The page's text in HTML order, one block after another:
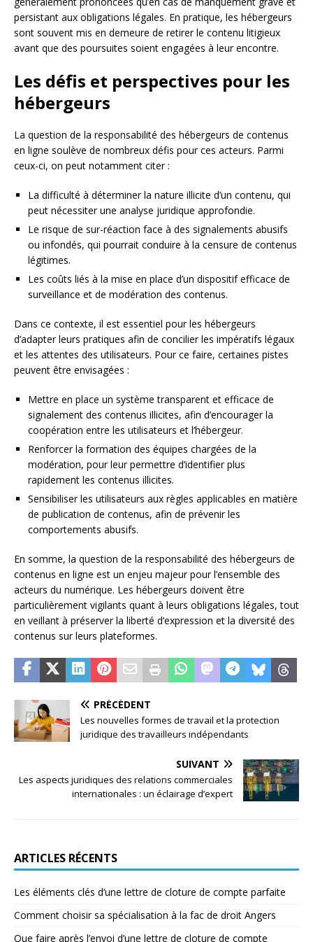
persistant aux obligations légales. En pratique, les hébergeurs
sont souvent mis en demeure de retirer le contenu litigieux
avant que des poursuites soient engagées à leur encontre.
Les défis et perspectives pour les
hébergeurs
La question de la responsabilité des hébergeurs de contenus
en ligne soulève de nombreux défis pour ces acteurs. Parmi
ceux-ci, on peut notamment citer :
La difficulté à déterminer la nature illicite d’un contenu, qui
peut nécessiter une analyse juridique approfondie.
Le risque de sur-réaction face à des signalements abusifs
ou infondés, qui pourrait conduire à la censure de contenus
légitimes.
Les coûts liés à la mise en place d’un dispositif efficace de
surveillance et de modération des contenus.
Dans ce contexte, il est essentiel pour les hébergeurs
d’adapter leurs pratiques afin de concilier les impératifs légaux
et les attentes des utilisateurs. Pour ce faire, certaines pistes
peuvent être envisagées :
Mettre en place un système transparent et efficace de
signalement des contenus illicites, afin d’encourager la
coopération entre les utilisateurs et l’hébergeur.
Renforcer la formation des équipes chargées de la
modération, pour leur permettre d’identifier plus
rapidement les contenus illicites.
Sensibiliser les utilisateurs aux règles applicables en matière
de publication de contenus, afin de prévenir les
comportements abusifs.
En somme, la question de la responsabilité des hébergeurs de
contenus en ligne est un enjeu majeur pour l’ensemble des
acteurs du numérique. Les hébergeurs doivent être
particulièrement vigilants quant à leurs obligations légales, tout
en veillant à préserver la liberté d’expression et la diversité des
contenus sur leurs plateformes.
PRÉCÉDENT
Les nouvelles formes de travail et la protection
juridique des travailleurs indépendants
SUIVANT
Les aspects juridiques des relations commerciales
internationales : un éclairage d’expert
ARTICLES RÉCENTS
Les éléments clés d’une lettre de cloture de compte parfaite
Comment choisir sa spécialisation à la fac de droit Angers
Que faire après l’envoi d’une lettre de cloture de compte